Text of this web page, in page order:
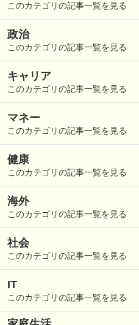
このカテゴリの記事一覧を見る
政治
このカテゴリの記事一覧を見る
キャリア
このカテゴリの記事一覧を見る
マネー
このカテゴリの記事一覧を見る
健康
このカテゴリの記事一覧を見る
海外
このカテゴリの記事一覧を見る
社会
このカテゴリの記事一覧を見る
IT
このカテゴリの記事一覧を見る